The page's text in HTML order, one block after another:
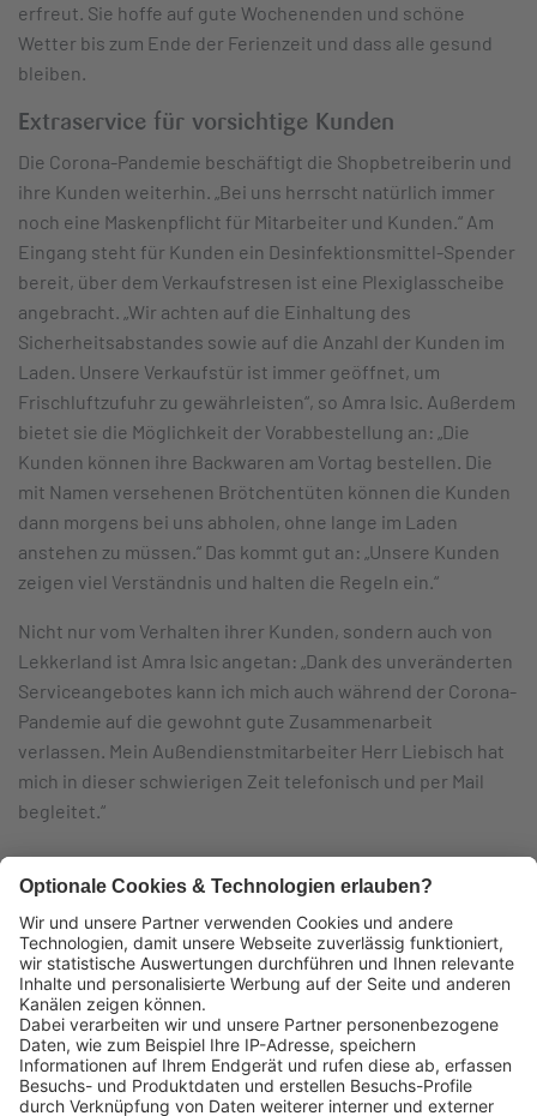
erfreut. Sie hoffe auf gute Wochenenden und schöne
Wetter bis zum Ende der Ferienzeit und dass alle gesund
bleiben.
Extraservice für vorsichtige Kunden
Die Corona-Pandemie beschäftigt die Shopbetreiberin und
ihre Kunden weiterhin. „Bei uns herrscht natürlich immer
noch eine Maskenpflicht für Mitarbeiter und Kunden.“ Am
Eingang steht für Kunden ein Desinfektionsmittel-Spender
bereit, über dem Verkaufstresen ist eine Plexiglasscheibe
angebracht. „Wir achten auf die Einhaltung des
Sicherheitsabstandes sowie auf die Anzahl der Kunden im
Laden. Unsere Verkaufstür ist immer geöffnet, um
Frischluftzufuhr zu gewährleisten“, so Amra Isic. Außerdem
bietet sie die Möglichkeit der Vorabbestellung an: „Die
Kunden können ihre Backwaren am Vortag bestellen. Die
mit Namen versehenen Brötchentüten können die Kunden
dann morgens bei uns abholen, ohne lange im Laden
anstehen zu müssen.“ Das kommt gut an: „Unsere Kunden
zeigen viel Verständnis und halten die Regeln ein.“
Nicht nur vom Verhalten ihrer Kunden, sondern auch von
Lekkerland ist Amra Isic angetan: „Dank des unveränderten
Serviceangebotes kann ich mich auch während der Corona-
Pandemie auf die gewohnt gute Zusammenarbeit
verlassen. Mein Außendienstmitarbeiter Herr Liebisch hat
mich in dieser schwierigen Zeit telefonisch und per Mail
begleitet.“
Das könnte Sie auch interessieren:
Lekkerland SE